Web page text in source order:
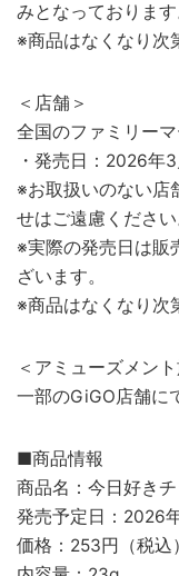
みとなっております
※商品はなくなり次
＜店舗＞
全国のファミリー
・発売日：2026年3
※お取扱いのない店
せはご遠慮ください
※実際の発売日は販
ざいます。
※商品はなくなり次
＜アミューズメント
一部のGiGO店舗に
■商品情報
商品名：今日好き
発売予定日：2026
価格：253円（税込）